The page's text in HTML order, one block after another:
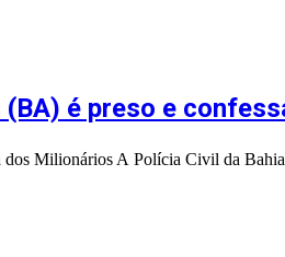
é preso e
dos Milionários A Polícia Civil da